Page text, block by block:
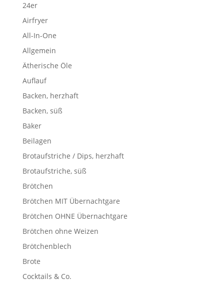
24er
Airfryer
All-In-One
Allgemein
Ätherische Öle
Auflauf
Backen, herzhaft
Backen, süß
Bäker
Beilagen
Brotaufstriche / Dips, herzhaft
Brotaufstriche, süß
Brötchen
Brötchen MIT Übernachtgare
Brötchen OHNE Übernachtgare
Brötchen ohne Weizen
Brötchenblech
Brote
Cocktails & Co.